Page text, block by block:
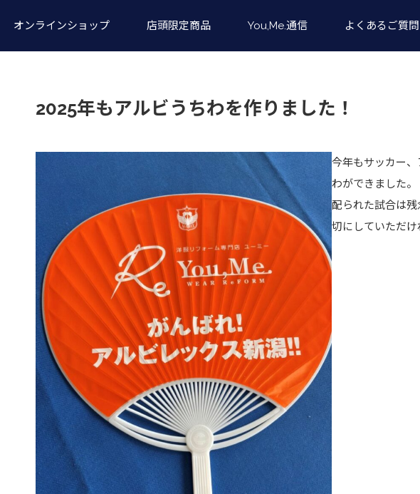
オンラインショップ 店頭限定商品 You,Me.通信 よくあるご質問
2025年もアルビうちわを作りました！
今年もサッカー
わができました。
配られた試合は
切にしていただけ